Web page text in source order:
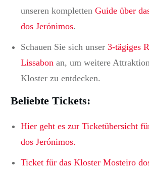
unseren kompletten Guide über
dos Jerónimos.
Schauen Sie sich unser 3-tägiges
Lissabon an, um weitere
Kloster zu entdecken.
Beliebte Tickets:
Hier geht es zur Ticketübersicht
dos Jerónimos.
Ticket für das Kloster Mosteiro